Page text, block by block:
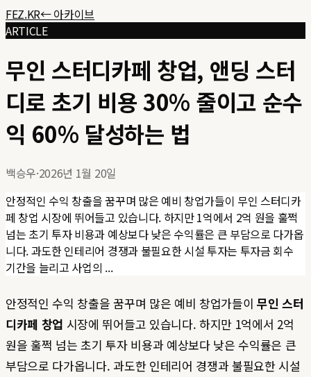
FEZ.KR← 아카이브
ARTICLE
무인 스터디카페 창업, 앤딩 스터
디로 초기 비용 30% 줄이고 순수
익 60% 달성하는 법
백승우·2026년 1월 20일
안정적인 수익 창출을 꿈꾸며 많은 예비 창업가들이 무인 스터디카
페 창업 시장에 뛰어들고 있습니다. 하지만 1억에서 2억 원을 훌쩍
넘는 초기 투자 비용과 예상보다 낮은 수익률은 큰 부담으로 다가옵
니다. 과도한 인테리어 경쟁과 불필요한 시설 투자는 투자금 회수
기간을 늘리고 사업의 ...
안정적인 수익 창출을 꿈꾸며 많은 예비 창업가들이무인 스터
디카페 창업 시장에 뛰어들고 있습니다. 하지만 1억에서 2억
원을 훌쩍 넘는 초기 투자 비용과 예상보다 낮은 수익률은 큰
부담으로 다가옵니다. 과도한 인테리어 경쟁과 불필요한 시설